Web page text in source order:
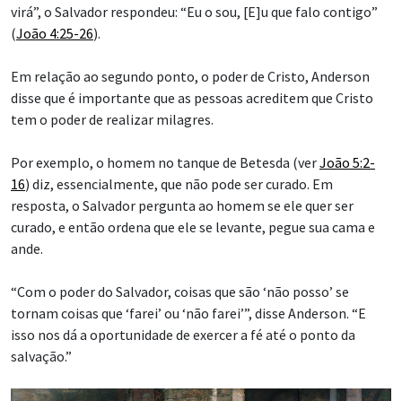
virá”, o Salvador respondeu: “Eu o sou, [E]u que falo contigo”
(João 4:25-26).
Em relação ao segundo ponto, o poder de Cristo, Anderson
disse que é importante que as pessoas acreditem que Cristo
tem o poder de realizar milagres.
Por exemplo, o homem no tanque de Betesda (verJoão 5:2-
16) diz, essencialmente, que não pode ser curado. Em
resposta, o Salvador pergunta ao homem se ele quer ser
curado, e então ordena que ele se levante, pegue sua cama e
ande.
“Com o poder do Salvador, coisas que são ‘não posso’ se
tornam coisas que ‘farei’ ou ‘não farei’”, disse Anderson. “E
isso nos dá a oportunidade de exercer a fé até o ponto da
salvação.”